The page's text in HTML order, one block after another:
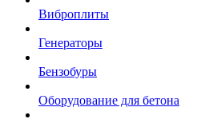
Виброплиты
Генераторы
Бензобуры
Оборудование для бетона